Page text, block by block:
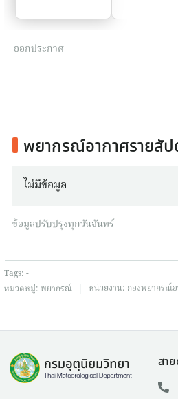
ออกประกาศ
พยากรณ์อากาศรายสัป
ไม่มีข้อมูล
ข้อมูลปรับปรุงทุกวันจันทร์
Tags: -
หมวดหมู่: พยากรณ์ หน่วยงาน: กองพยากรณ์
สา